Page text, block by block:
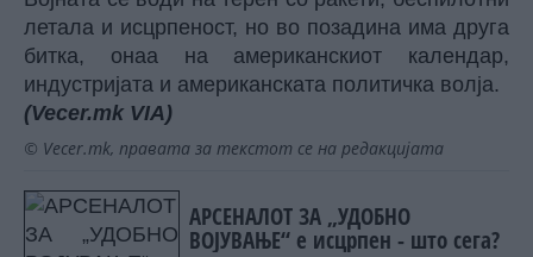
летала и исцрпеност, но во позадина има друга
битка, онаа на американскиот календар,
индустријата и американската политичка волја.
(Vecer.mk VIA)
© Vecer.mk, правата за текстот се на редакцијата
АРСЕНАЛОТ ЗА „УДОБНО
ВОЈУВАЊЕ“ е исцрпен - што сега?